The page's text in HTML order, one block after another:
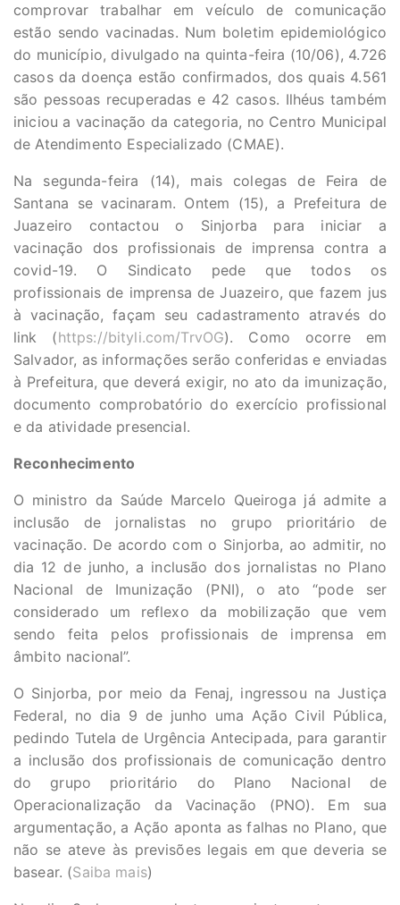
comprovar trabalhar em veículo de comunicação
estão sendo vacinadas. Num boletim epidemiológico
do município, divulgado na quinta-feira (10/06), 4.726
casos da doença estão confirmados, dos quais 4.561
são pessoas recuperadas e 42 casos. Ilhéus também
iniciou a vacinação da categoria, no Centro Municipal
de Atendimento Especializado (CMAE).
Na segunda-feira (14), mais colegas de Feira de
Santana se vacinaram. Ontem (15), a Prefeitura de
Juazeiro contactou o Sinjorba para iniciar a
vacinação dos profissionais de imprensa contra a
covid-19. O Sindicato pede que todos os
profissionais de imprensa de Juazeiro, que fazem jus
à vacinação, façam seu cadastramento através do
link (https://bityli.com/TrvOG). Como ocorre em
Salvador, as informações serão conferidas e enviadas
à Prefeitura, que deverá exigir, no ato da imunização,
documento comprobatório do exercício profissional
e da atividade presencial.
Reconhecimento
O ministro da Saúde Marcelo Queiroga já admite a
inclusão de jornalistas no grupo prioritário de
vacinação. De acordo com o Sinjorba, ao admitir, no
dia 12 de junho, a inclusão dos jornalistas no Plano
Nacional de Imunização (PNI), o ato “pode ser
considerado um reflexo da mobilização que vem
sendo feita pelos profissionais de imprensa em
âmbito nacional”.
O Sinjorba, por meio da Fenaj, ingressou na Justiça
Federal, no dia 9 de junho uma Ação Civil Pública,
pedindo Tutela de Urgência Antecipada, para garantir
a inclusão dos profissionais de comunicação dentro
do grupo prioritário do Plano Nacional de
Operacionalização da Vacinação (PNO). Em sua
argumentação, a Ação aponta as falhas no Plano, que
não se ateve às previsões legais em que deveria se
basear. (Saiba mais)